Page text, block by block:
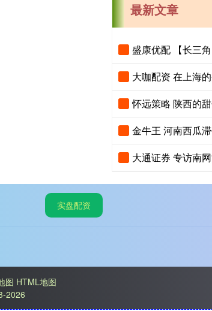
最新文章
实盘配资
图 HTML地图
2026